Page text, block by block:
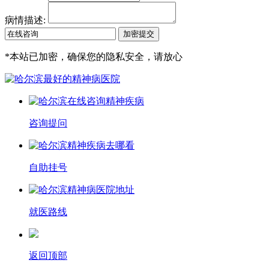
病情描述:
*本站已加密，确保您的隐私安全，请放心
咨询提问
自助挂号
就医路线
返回顶部